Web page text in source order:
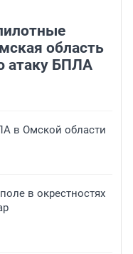
область
атаку БПЛА
в Омской области
в окрестностях